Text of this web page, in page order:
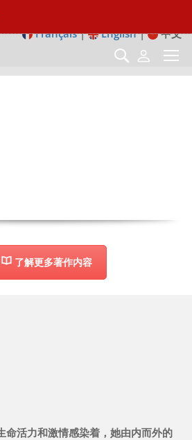
Français| English| 中文
了解更多著作内容
命活力和激情感染着，她由内而外的